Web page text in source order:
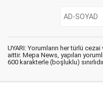
UYARI: Yorumların her türlü
aittir. Mepa News, yapılan
600 karakterle (boşluklu)